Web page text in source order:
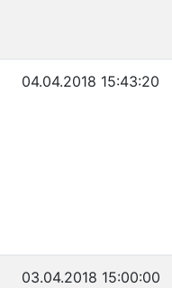
04.04.2018 15:43:20
03.04.2018 15:00:00